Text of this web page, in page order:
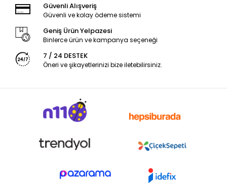
Güvenli Alışveriş
Güvenli ve kolay ödeme sistemi
Geniş Ürün Yelpazesi
Binlerce ürün ve kampanya seçeneği
7 / 24 DESTEK
Öneri ve şikayetlerinizi bize iletebilirsiniz.